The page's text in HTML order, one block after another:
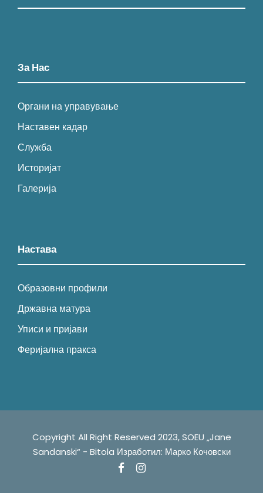
За Нас
Органи на управување
Наставен кадар
Служба
Историјат
Галерија
Настава
Образовни профили
Државна матура
Уписи и пријави
Феријална пракса
Copyright All Right Reserved 2023, SOEU „Jane
Sandanski“ - Bitola ㅤㅤㅤㅤㅤㅤㅤㅤㅤㅤㅤㅤㅤㅤㅤㅤㅤㅤㅤㅤㅤㅤㅤㅤㅤㅤㅤㅤㅤㅤㅤㅤㅤㅤㅤИзработил: Марко Кочовскиㅤㅤㅤㅤ